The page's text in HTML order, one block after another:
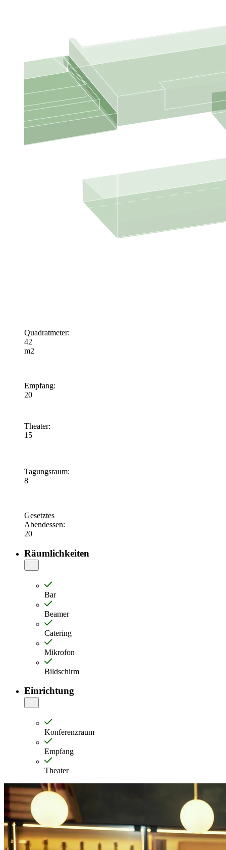
Quadratmeter:
42
m2
Empfang:
20
Theater:
15
Tagungsraum:
8
Gesetztes
Abendessen:
20
Räumlichkeiten
Bar
Beamer
Catering
Mikrofon
Bildschirm
Einrichtung
Konferenzraum
Empfang
Theater